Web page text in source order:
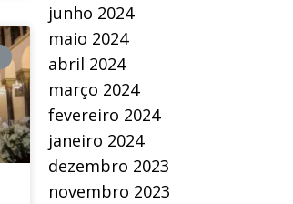
junho 2024
maio 2024
abril 2024
março 2024
fevereiro 2024
janeiro 2024
dezembro 2023
novembro 2023